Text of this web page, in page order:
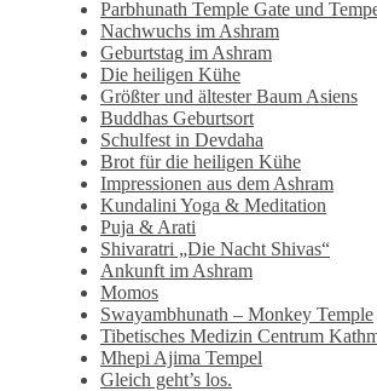
Parbhunath Temple Gate und
Nachwuchs im Ashram
Geburtstag im Ashram
Die heiligen Kühe
Größter und ältester Baum Asiens
Buddhas Geburtsort
Schulfest in Devdaha
Brot für die heiligen Kühe
Impressionen aus dem Ashram
Kundalini Yoga & Meditation
Puja & Arati
Shivaratri „Die Nacht Shivas“
Ankunft im Ashram
Momos
Swayambhunath – Monkey Temple
Tibetisches Medizin Centrum
Mhepi Ajima Tempel
Gleich geht’s los.